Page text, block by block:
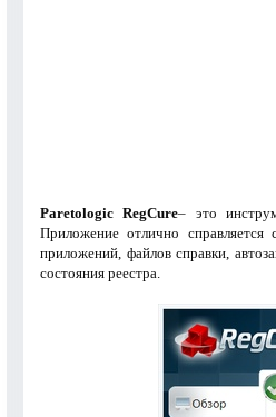
Paretologic RegСure– это
Приложение отлично
приложений, файлов справки,
состояния реестра.